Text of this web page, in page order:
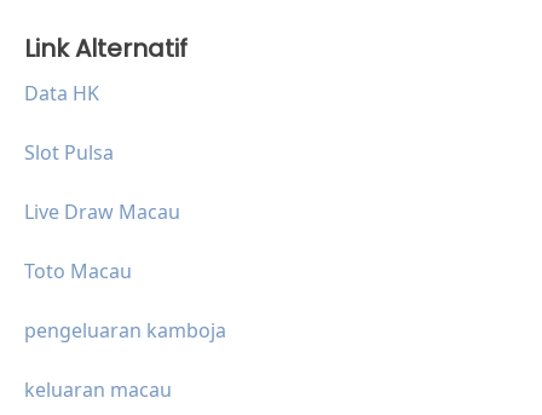
Link Alternatif
Data HK
Slot Pulsa
Live Draw Macau
Toto Macau
pengeluaran kamboja
keluaran macau